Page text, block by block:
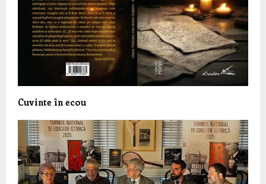
Cuvinte în ecou